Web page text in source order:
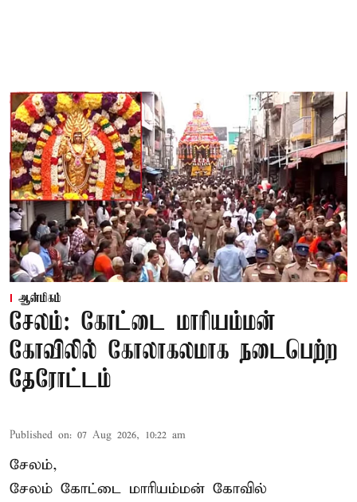
ஆன்மிகம்
சேலம்: கோட்டை மாரியம்மன்
கோவிலில் கோலாகலமாக நடைபெற்ற
தேரோட்டம்
Published on: 07 Aug 2026, 10:22 am
சேலம்,
சேலம் கோட்டை மாரியம்மன் கோவில்